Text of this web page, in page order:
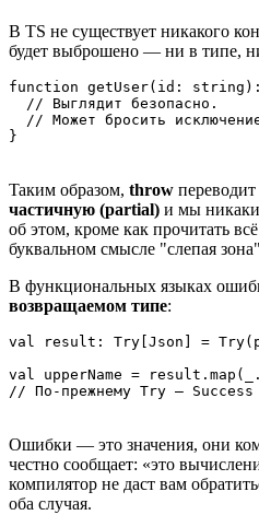
В TS не существует никакого
будет выброшено — ни в типе,
function getUser(id:
  // Выглядит безопасно.
// Может бросить
}
Taким образом, throw
частичную (partial) и мы
об этом, кроме как прочитать
буквальном смысле "слепая
В функциональных языках
возвращаемом типе:
val result: Try[Json] =
val upperName =
// По-прежнему Try —
Ошибки — это значения, они
честно сообщает: «это
компилятор не даст вам
оба случая.